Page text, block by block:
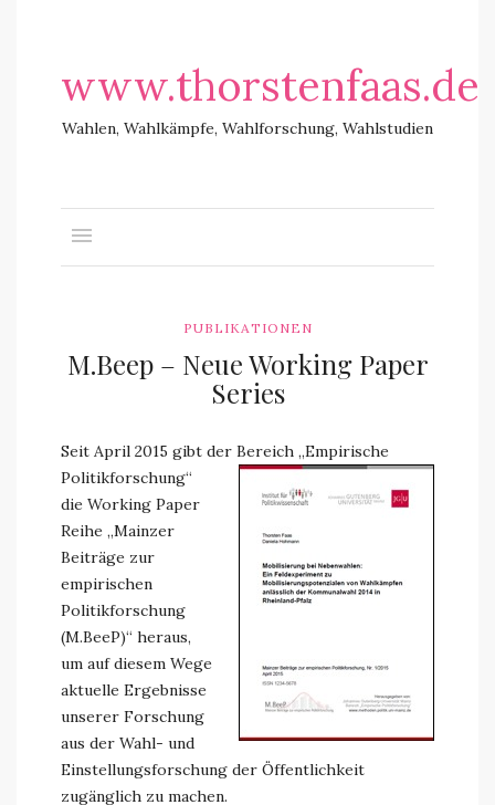
www.thorstenfaas.de
Wahlen, Wahlkämpfe, Wahlforschung, Wahlstudien
PUBLIKATIONEN
M.Beep – Neue Working Paper
Series
Seit April 2015 gibt der Bereich „Empirische
Politikforschung“
die Working Paper
Reihe „Mainzer
Beiträge zur
empirischen
Politikforschung
(M.BeeP)“ heraus,
um auf diesem Wege
aktuelle Ergebnisse
unserer Forschung
aus der Wahl- und
Einstellungsforschung der Öffentlichkeit
zugänglich zu machen.